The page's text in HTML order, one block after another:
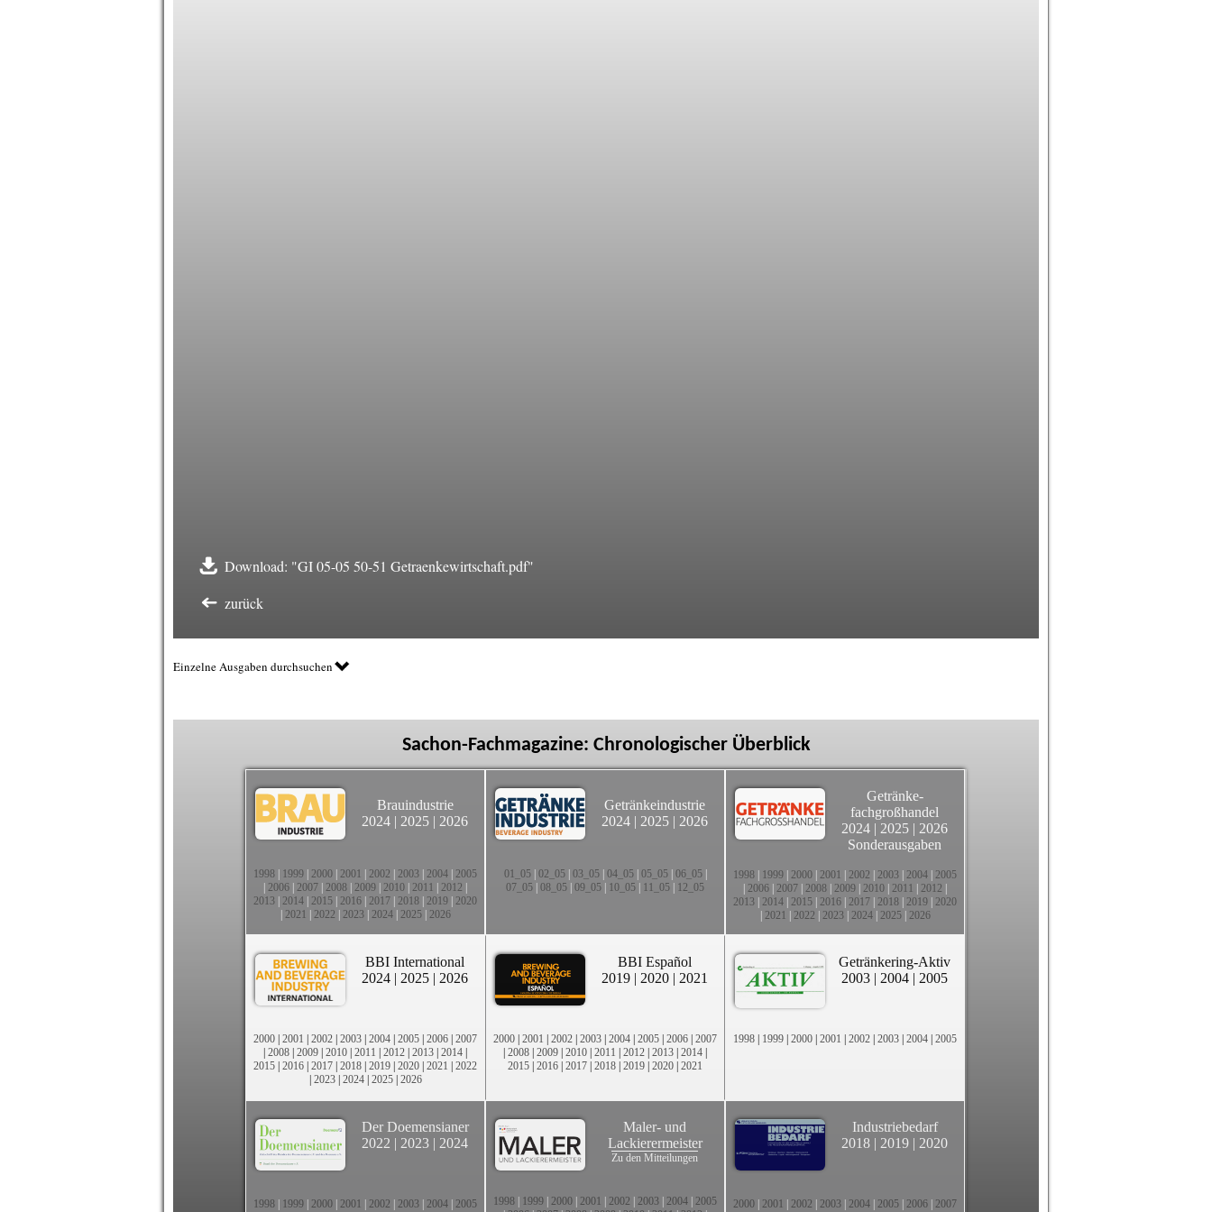
Download: "GI 05-05 50-51 Getraenkewirtschaft.pdf"
zurück
Einzelne Ausgaben durchsuchen
Sachon-Fachmagazine: Chronologischer Überblick
Brauindustrie
2024 | 2025 | 2026
1998 1999 2000 2001 2002 2003 2004 2005
2006 2007 2008 2009 2010 2011 2012
2013 2014 2015 2016 2017 2018 2019 2020
2021 2022 2023| 2024| 2025| 2026
Getränkeindustrie
2024 | 2025 | 2026
01_05| 02_05| 03_05| 04_05| 05_05| 06_05|
07_05 08_05 09_05 10_05 11_05 12_05
Getränke-
fachgroßhandel
2024 | 2025 | 2026
Sonderausgaben
1998 1999 2000 2001 2002 2003 2004 2005
2006 2007 2008 2009 2010 2011 2012
2013 2014 2015 2016 2017 2018 2019 2020
2021 2022 2023| 2024| 2025| 2026
BBI International
2024 | 2025 | 2026
2000 | 2001 | 2002 | 2003 | 2004 | 2005 | 2006 | 2007
| 2008 | 2009 | 2010 | 2011 | 2012 | 2013 | 2014 |
2015 | 2016 | 2017 | 2018 | 2019 | 2020 | 2021 | 2022
| 2023| 2024| 2025| 2026
BBI Español
2019 | 2020 | 2021
2000 | 2001 | 2002 | 2003 | 2004 | 2005 | 2006 | 2007
| 2008 | 2009 | 2010 | 2011 | 2012 | 2013 | 2014 |
2015 | 2016 | 2017 | 2018 | 2019 | 2020 | 2021
Getränkering-Aktiv
2003 | 2004 | 2005
1998 | 1999 | 2000 | 2001 | 2002 | 2003 | 2004 | 2005
Der Doemensianer
2022 | 2023 | 2024
1998 1999 2000 2001 2002 2003 2004 2005
Maler- und
Lackierermeister
Zu den Mitteilungen
1998 1999 2000 2001 2002 2003 2004 2005
Industriebedarf
2018 | 2019 | 2020
2000 2001 2002 2003 2004 2005 2006 2007